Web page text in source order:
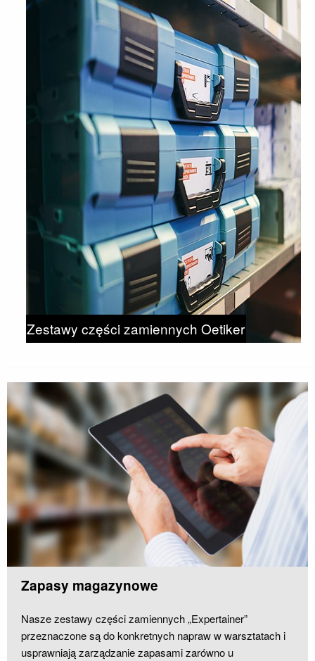
Zestawy części zamiennych Oetiker
Zapasy magazynowe
Nasze zestawy części zamiennych „Expertainer”
przeznaczone są do konkretnych napraw w warsztatach i
usprawniają zarządzanie zapasami zarówno u